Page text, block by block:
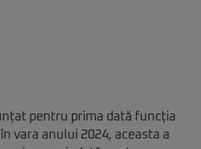
pentru prima dată funcția
vara anului 2024, aceasta a